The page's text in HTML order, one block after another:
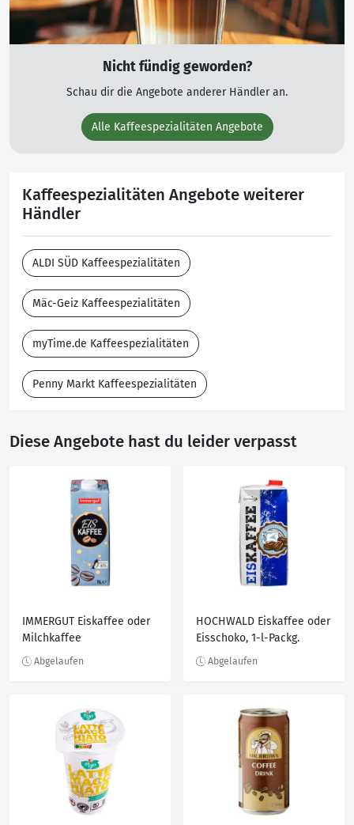
Nicht fündig geworden?
Schau dir die Angebote anderer Händler an.
Alle Kaffeespezialitäten Angebote
Kaffeespezialitäten Angebote weiterer
Händler
ALDI SÜD Kaffeespezialitäten
Mäc-Geiz Kaffeespezialitäten
myTime.de Kaffeespezialitäten
Penny Markt Kaffeespezialitäten
Diese Angebote hast du leider verpasst
IMMERGUT Eiskaffee oder
Milchkaffee
HOCHWALD Eiskaffee oder
Eisschoko, 1-l-Packg.